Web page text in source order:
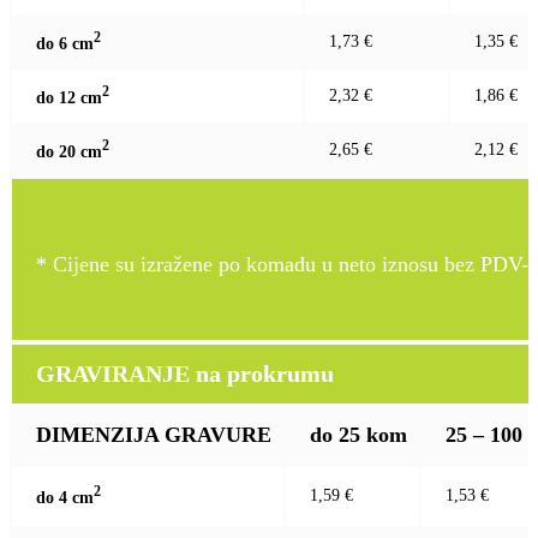
do 6 cm2 1,73 € 1,35 €
do 12 cm2 2,32 € 1,86 €
do 20 cm2 2,65 € 2,12 €
* Cijene su izražene po komadu u neto iznosu bez PDV-
GRAVIRANJE na prokrumu
DIMENZIJA GRAVURE do 25 kom 25 – 100
do 4 cm2 1,59 € 1,53 €